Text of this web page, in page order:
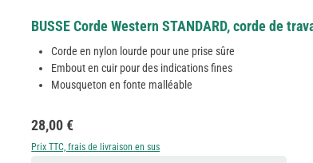
BUSSE Corde Western STANDARD, corde de
Corde en nylon lourde pour une prise sûre
Embout en cuir pour des indications fines
Mousqueton en fonte malléable
Prix régulier :
28,00 €
Prix TTC, frais de livraison en sus